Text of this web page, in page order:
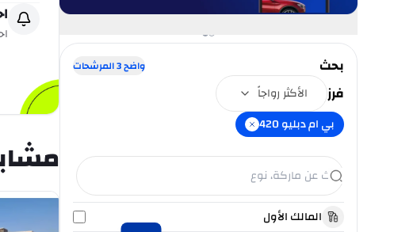
بحث واضح3المرشحات
فرز
الأكثر رواجاً
بي ام دبليو 420
المالك الأول